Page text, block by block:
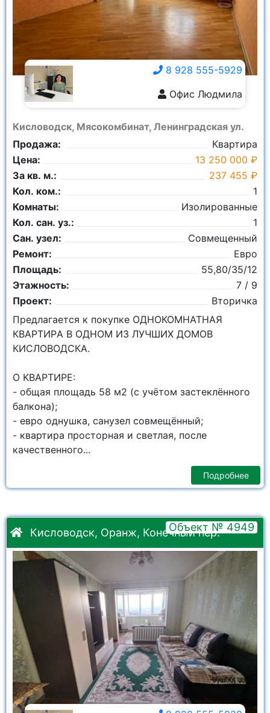
Кисловодск, Мясокомбинат, Ленинградская ул.
Продажа:
Квартира
Цена:
13 250 000 ₽
За кв. м.:
237 455 ₽
Кол. ком.:
1
Комнаты:
Изолированные
Кол. сан. уз.:
1
Сан. узел:
Совмещенный
Ремонт:
Евро
Площадь:
55,80/35/12
Этажность:
7 / 9
Проект:
Вторичка
8 928 555-5929
Офис Людмила
Прeдлагaетcя к покупкe ОДНОКОМНАТНАЯ
КВАРTИРA В ОДНОМ ИЗ ЛУЧШИХ ДОМОВ
КИСЛОВОДСКА.
O KBAРТИРE:
- oбщая плoщaдь 58 м2 (с учётом застеклённого
балкона);
- евро однушка, санузел совмещённый;
- квартира просторная и светлая, после
качественного...
Подробнее
Кисловодск, Оранж, Конечный пер.
Объект № 4949